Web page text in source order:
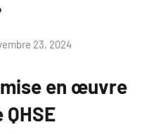
23, 2024
en œuvre